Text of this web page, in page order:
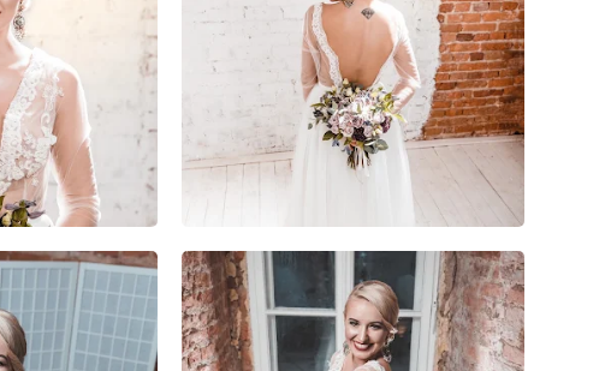
0 0 0